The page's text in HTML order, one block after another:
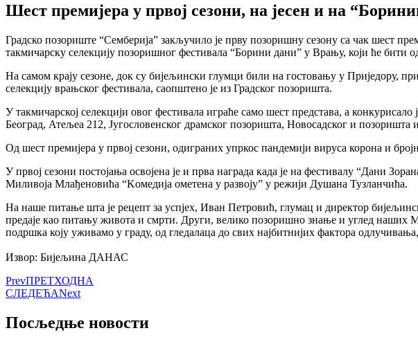
Шест премијера у првој сезони, на јесен и на
Градско позориште “Семберија” закључило је прву позоришну сезону са чак шест
такмичарску селекцију позоришног фестивала “Борини дани” у Врању, који ће бити
На самом крају сезоне, док су бијељински глумци били на гостовању у Приједору,
селекцију врањског фестивала, саопштено је из Градског позоришта.
У такмичарској селекцији овог фестивала играће само шест представа, а
Београд, Атељеа 212, Југословенског драмског позоришта, Новосадског и позоришта
Од шест премијера у првој сезони, одиграних упркос пандемији вируса корона и
У првој сезони постојања освојена је и прва награда када је на фестивалу “Дани
Миливоја Млађеновића “Kомедија ометена у развоју” у режији Душана Тузланчића.
На наше питање шта је рецепт за успјех, Иван Петровић, глумац и директор
предаје као питању живота и смрти. Други, велико позоришно знање и углед наших
подршка коју уживамо у граду, од гледалаца до свих најбитнијих фактора одлучивања,
Извор: Бијељина ДАНАС
PrevПРЕТХОДНА
СЛЕДЕЋАNext
Посљедње новости